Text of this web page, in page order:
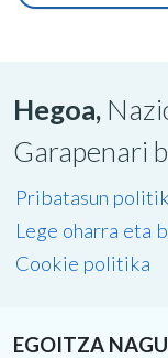
Hegoa,
Garapenari
Pribatasun
Lege oharra eta
Cookie politika
EGOITZA